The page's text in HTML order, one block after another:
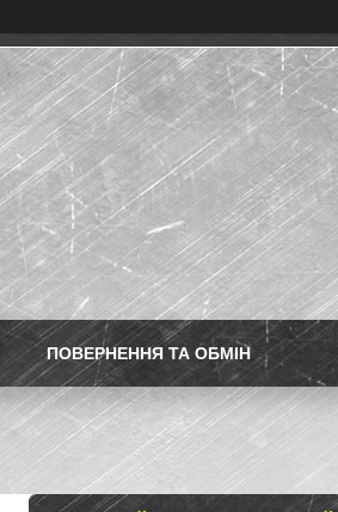
ПОВЕРНЕННЯ ТА ОБМІН